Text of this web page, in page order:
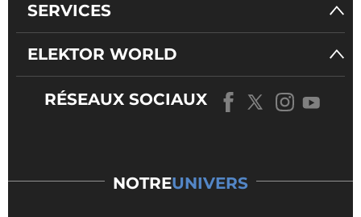
SERVICES
ELEKTOR WORLD
RÉSEAUX SOCIAUX
NOTREUNIVERS